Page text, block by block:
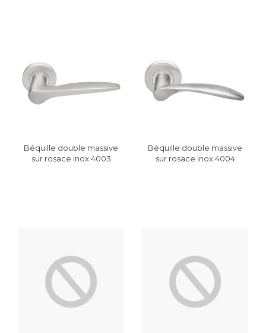
Béquille double massive
sur rosace inox 4003
Béquille double massive
sur rosace inox 4004